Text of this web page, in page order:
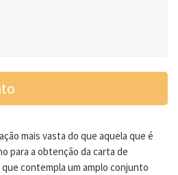
mais vasta do que aquela que é
para a obtenção da carta de
contempla um amplo conjunto